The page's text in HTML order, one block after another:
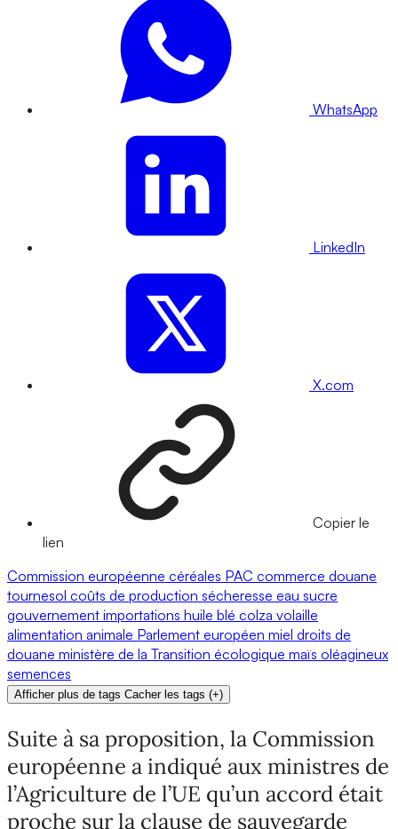
WhatsApp
LinkedIn
X.com
Copier le
lien
Commission européenne céréales PAC commerce douane
tournesol coûts de production sécheresse eau sucre
gouvernement importations huile blé colza volaille
alimentation animale Parlement européen miel droits de
douane ministère de la Transition écologique maïs oléagineux
semences
Afficher plus de tags Cacher les tags (+)
Suite à sa proposition, la Commission
européenne a indiqué aux ministres de
l’Agriculture de l’UE qu’un accord était
proche sur la clause de sauvegarde